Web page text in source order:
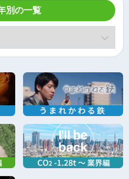
別の一覧